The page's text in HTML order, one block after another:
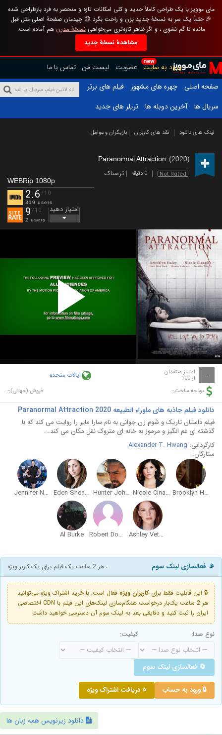
مای موویز با یک طراحی کاملاً جدید و کلی امکانات تازه و منحصر به فرد بازطراحی شده
🎉 حتماً یک سر به نسخهٔ جدید بزن و راحت بگرد 😊 چیدمان صفحهٔ اصلی مثل قبل
مانده تا گم نشوی ، و اگر ظاهر تازه‌تری می‌خواهینسخهٔ مدرن هم آماده است.
مشاهدهٔ نسخهٔ جدید
new
ورود به سایت عضویت لیست من تماس با ما
صفحه اصلی
چهره های مشهور
فیلم های برتر
سریال ها
آخرین دوبله ها تریلر های جدید
لینک های دانلود نقد های کاربران بازیگران و عوامل
Paranormal Attraction (2020)
Not Rated 0 دقیقه ترسناک
WEBRip 1080p
2.6 /10
319 users
9 /10
2 users
امتیاز دهید
Play
Video
- امتیاز منتقدان
از 100 ایالات متحده
بودجه ساخت:- فروش (جهانی):-
دانلود فیلم جاذبه های ماوراء الطبیعه Paranormal Attraction 2020
فیلم داستان تاریک و شوم زن جوانی به نام سارا مایر را روایت می کند که با
گذشته ای غم انگیز و مرموز به خانه ای متروک نقل مکان می کند...
کارگردانی: Alexander T. Hwang
ستارگان:
Brooklyn Haley
Nicole Cinaglia
Hunter Johnson
Eden Shea Beck
Jennifer Nangle
Ashley Vetere
Robert Downs
Al Burke
📡 فعالسازی لینک سوم ، هر 2 ساعت یک فیلم برای یک کاربر ویژه
🔒 این قابلیت فقط برای کاربران ویژه فعال است. با خرید اشتراک ویژه می‌توانید
هر 2 ساعت یک‌بار درخواست همگام‌سازی لینک‌های این فیلم با CDN اختصاصی
ایران را ثبت کنید و دقایقی بعد به لینک سوم آن دسترسی خواهید داشت
نوع صدا: کیفیت:
🔄 فعالسازی لینک سوم
🔒 ورود به حساب ⭐ دریافت اشتراک ویژه
دانلود زیرنویس همه زبان ها